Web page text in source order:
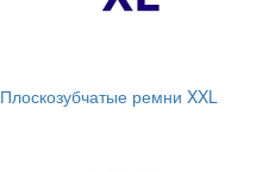
Плоскозубчатые ремни XXL